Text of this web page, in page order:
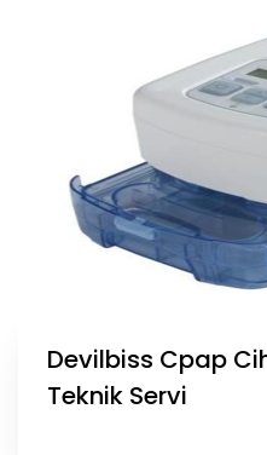
Devilbiss Cpap
Teknik Servi